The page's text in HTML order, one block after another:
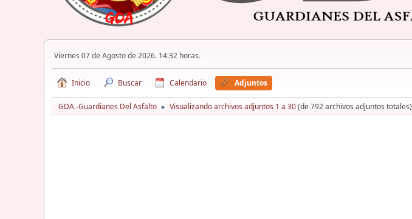
Viernes 07 de Agosto de 2026. 14:32 horas.
Inicio Buscar Calendario Adjuntos
GDA.-Guardianes Del Asfalto ► Visualizando archivos adjuntos 1 a 30(de 792 archivos adjuntos totales)